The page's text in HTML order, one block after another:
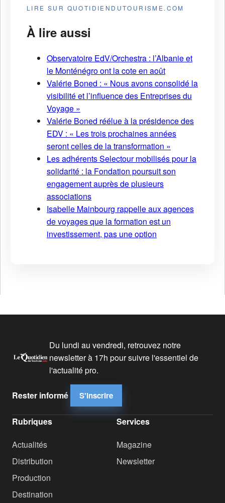
LIRE SUR QUOTIDIENDUTOURISME.COM
À lire aussi
Observatoire EdV/Orchestra : l’Albanie et
le Monténégro ont la cote en août
Valérie Boned : « Nous avons consolidé la
visibilité et l’influence des Entreprises du
Voyage »
Valérie Boned réélue à la présidence des
EDV : « Les trois prochaines années
seront celles de la transformation »
Les adhérents Selectour mobilisés pour la
solidarité : la Fondation poursuit son
engagement auprès de plusieurs
associations
Isabelle Mainbourg rappelle aux agences
de voyages que la formation est un
investissement, pas une option
Du lundi au vendredi, retrouvez notre
newsletter à 17h pour suivre l'essentiel de
l'actualité pro.
Rester informé S'inscrire
Rubriques
Actualités
Distribution
Production
Destination
Services
Magazine
Newsletter